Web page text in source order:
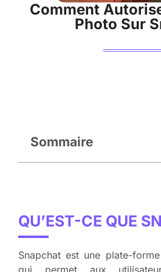
Comment
Photo Sur
Sommaire
QU’EST-CE QUE
Snapchat est une plate-
qui permet aux